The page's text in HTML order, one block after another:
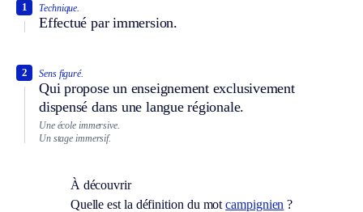
Technique.
Effectué par immersion.
1
Sens figuré.
Qui propose un enseignement exclusivement
dispensé dans une langue régionale.
2
Une école immersive.
Un stage immersif.
À découvrir
Quelle est la définition du motcampignien ?